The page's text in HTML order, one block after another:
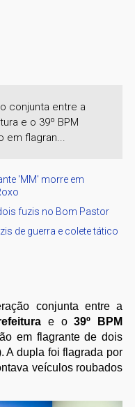
conjunta entre a
e o 39º BPM
em flagran...
'MM' morre em
fuzis no Bom Pastor
de guerra e colete tático
conjunta entre a
e o39º BPM
em flagrante de dois
A dupla foi flagrada por
veículos roubados